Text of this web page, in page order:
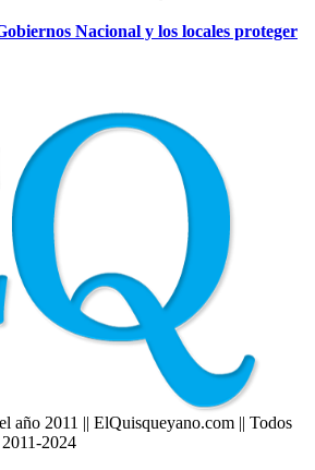
Nacional y los locales proteger
año 2011 || ElQuisqueyano.com || Todos
2024